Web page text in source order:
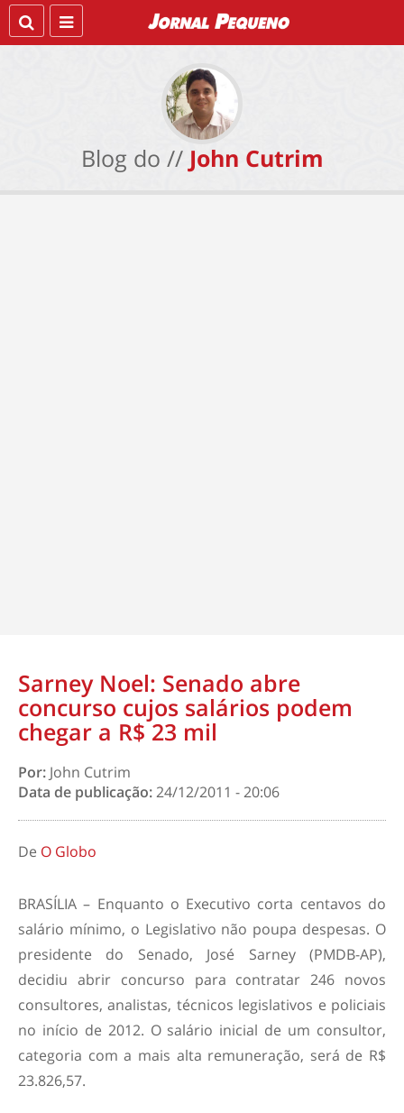
Blog do // John Cutrim
Sarney Noel: Senado abre
concurso cujos salários podem
chegar a R$ 23 mil
Por: John Cutrim
Data de publicação:24/12/2011 - 20:06
De O Globo
BRASÍLIA – Enquanto o Executivo corta centavos do
salário mínimo, o Legislativo não poupa despesas. O
presidente do Senado, José Sarney (PMDB-AP),
decidiu abrir concurso para contratar 246 novos
consultores, analistas, técnicos legislativos e policiais
no início de 2012. O salário inicial de um consultor,
categoria com a mais alta remuneração, será de R$
23.826,57.